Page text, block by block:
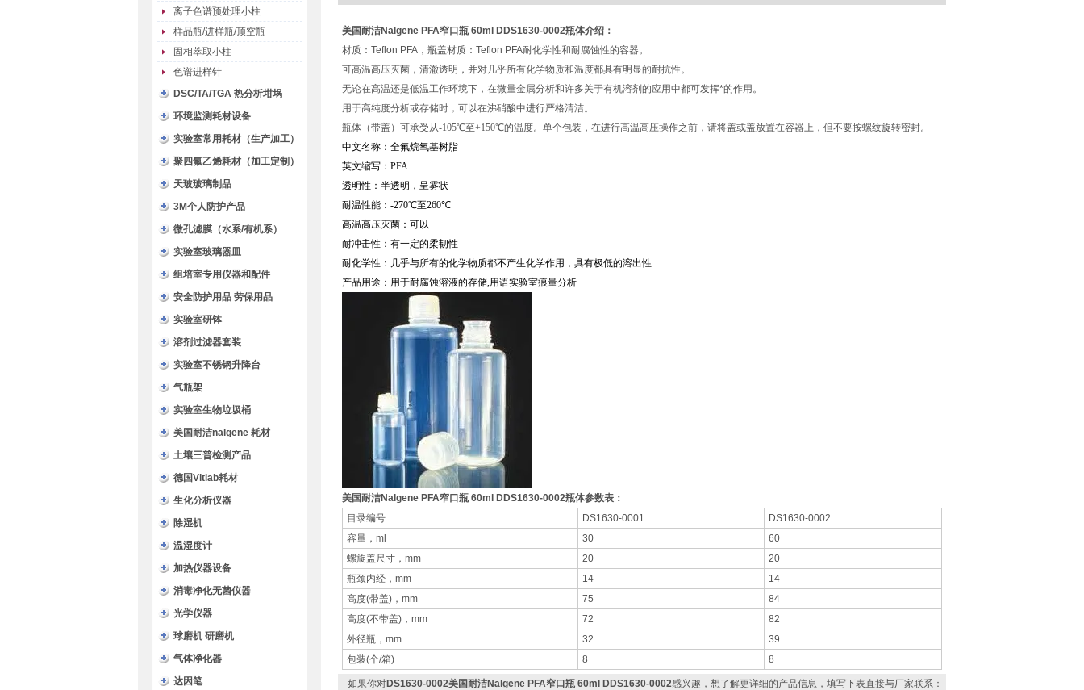
离子色谱预处理小柱
样品瓶/进样瓶/顶空瓶
固相萃取小柱
色谱进样针
DSC/TA/TGA 热分析坩埚
环境监测耗材设备
实验室常用耗材（生产加工）
聚四氟乙烯耗材（加工定制）
天玻玻璃制品
3M个人防护产品
微孔滤膜（水系/有机系）
实验室玻璃器皿
组培室专用仪器和配件
安全防护用品 劳保用品
实验室研钵
溶剂过滤器套装
实验室不锈钢升降台
气瓶架
实验室生物垃圾桶
美国耐洁nalgene 耗材
土壤三普检测产品
德国Vitlab耗材
生化分析仪器
除湿机
温湿度计
加热仪器设备
消毒净化无菌仪器
光学仪器
球磨机 研磨机
气体净化器
达因笔
美国耐洁Nalgene PFA窄口瓶 60ml DDS1630-0002​瓶体介绍：
材质：Teflon PFA，瓶盖材质：Teflon PFA耐化学性和耐腐蚀性的容器。
可高温高压灭菌，清澈透明，并对几乎所有化学物质和温度都具有明显的耐抗性。
无论在高温还是低温工作环境下，在微量金属分析和许多关于有机溶剂的应用中都可发挥*的作用。
用于高纯度分析或存储时，可以在沸硝酸中进行严格清洁。
瓶体（带盖）可承受从-105℃至+150℃的温度。单个包装，在进行高温高压操作之前，请将盖或盖放置在容器上，但不要按螺纹旋转密封。
中文名称：全氟烷氧基树脂
英文缩写： PFA
透明性：半透明，呈雾状
耐温性能： -270℃至260℃
高温高压灭菌：可以
耐冲击性：有一定的柔韧性
耐化学性：几乎与所有的化学物质都不产生化学作用，具有极低的溶出性
产品用途：用于耐腐蚀溶液的存储,用语实验室痕量分析
美国耐洁Nalgene PFA窄口瓶 60ml DDS1630-0002​瓶体参数表：
目录编号
DS1630-0001
DS1630-0002
容量，ml
30
60
螺旋盖尺寸，mm
20
20
瓶颈内经，mm
14
14
高度(带盖)，mm
75
84
高度(不带盖)，mm
72
82
外径瓶，mm
32
39
包装(个/箱)
8 8
如果你对DS1630-0002美国耐洁Nalgene PFA窄口瓶 60ml DDS1630-0002感兴趣，想了解更详细的产品信息，填写下表直接与厂家联系：